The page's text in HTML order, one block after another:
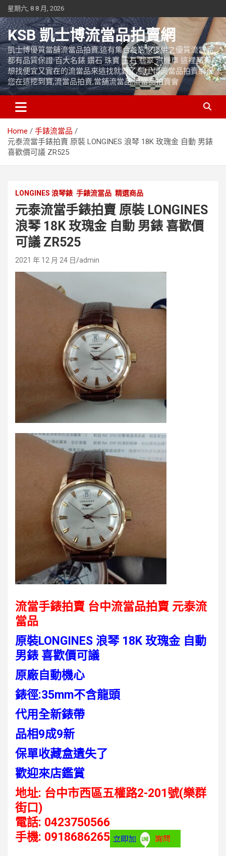
Skip
to
content
星期六, 8 8 月, 2026
KSB 凱士博流當品拍賣網
凱士博優質當舖流當品拍賣,這有集合各店家提供之優質流當品,
都有品質保證 百大名錶 鑽石 珠寶 玉石 翡翠 汽機車 這裡都有
想找便宜又實在的流當品來這找就對了,凱士博流當品拍賣網祝
您在這挖到寶,流當品拍賣,當舖流當品,流當品拍賣會
Home
手錶流當品
元泰流當手錶拍賣 原裝 LONGINES 浪琴 18K 玫瑰金 自動 男錶
喜歡價可議 ZR525
LONGINES 浪琴錶 手錶流當品 精選商品
元泰流當手錶拍賣 原裝 LONGINES
浪琴 18K 玫瑰金 自動 男錶 喜歡價
可議 ZR525
2021 年 12 月 24 日 admin
流當手錶拍賣 台中流當品拍賣 元泰流
當品
原裝LONGINES 浪琴 18K 玫瑰金 自動
男錶 喜歡價可議
原廠自動機心
錶徑:35mm不含龍頭
代用全新錶帶
品相9成9新
保單收藏盒遺失了
歡迎來店鑑賞
地址: 台中市西區五權路2-201號(樂群
街口)
電話: 0423750566
手機: 0918686265